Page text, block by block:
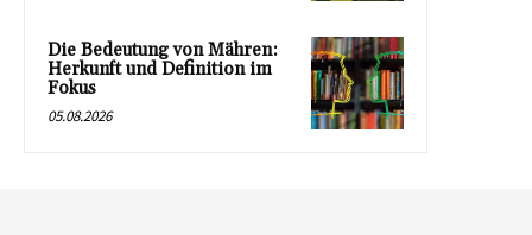
Die Bedeutung von Mähren:
Herkunft und Definition im
Fokus
05.08.2026